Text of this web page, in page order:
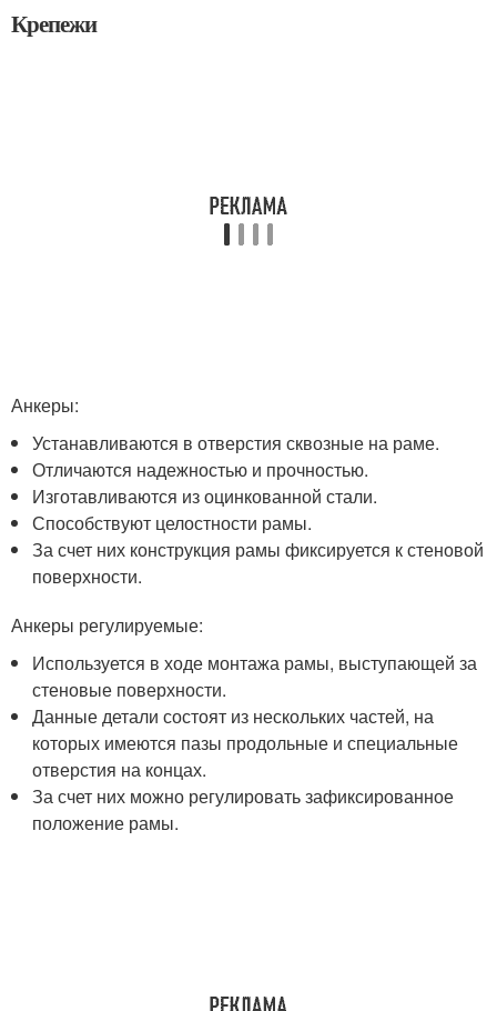
Крепежи
Анкеры:
Устанавливаются в отверстия сквозные на раме.
Отличаются надежностью и прочностью.
Изготавливаются из оцинкованной стали.
Способствуют целостности рамы.
За счет них конструкция рамы фиксируется к стеновой
поверхности.
Анкеры регулируемые:
Используется в ходе монтажа рамы, выступающей за
стеновые поверхности.
Данные детали состоят из нескольких частей, на
которых имеются пазы продольные и специальные
отверстия на концах.
За счет них можно регулировать зафиксированное
положение рамы.